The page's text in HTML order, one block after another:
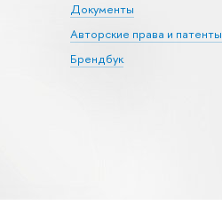
Документы
Авторские права и патенты
Брендбук